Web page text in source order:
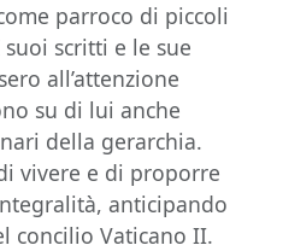
parroco di piccoli
scritti e le sue
all’attenzione
su di lui anche
della gerarchia.
vivere e di proporre
anticipando
concilio Vaticano II.